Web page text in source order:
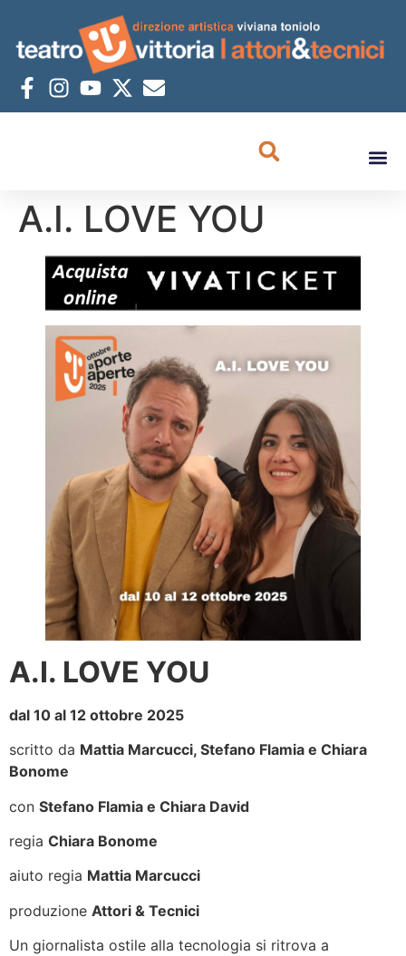
A.I. LOVE YOU
A.I. LOVE YOU
dal 10 al 12 ottobre 2025
scritto da Mattia Marcucci, Stefano Flamia e Chiara
Bonome
con Stefano Flamia e Chiara David
regia Chiara Bonome
aiuto regia Mattia Marcucci
produzione Attori & Tecnici
Un giornalista ostile alla tecnologia si ritrova a